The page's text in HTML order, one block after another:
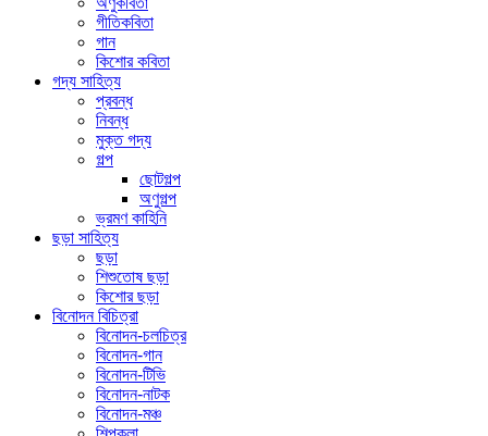
গীতিকবিতা
গান
কিশোর কবিতা
গদ্য সাহিত্য
প্রবন্ধ
নিবন্ধ
মুক্ত গদ্য
গল্প
ছোটগল্প
অণুগল্প
ভ্রমণ কাহিনি
ছড়া সাহিত্য
ছড়া
শিশুতোষ ছড়া
কিশোর ছড়া
বিনোদন বিচিত্রা
বিনোদন-চলচিত্র
বিনোদন-গান
বিনোদন-টিভি
বিনোদন-নাটক
বিনোদন-মঞ্চ